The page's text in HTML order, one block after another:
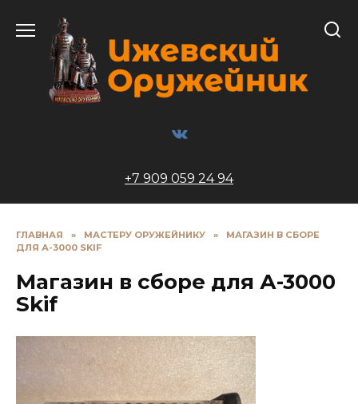
содержанию
+7 909 059 24 94
ГЛАВНАЯ » МАСТЕРУ ОРУЖЕЙНИКУ »
МАГАЗИН В СБОРЕ
ДЛЯ А-3000 SKIF
Магазин в сборе для А-3000
Skif